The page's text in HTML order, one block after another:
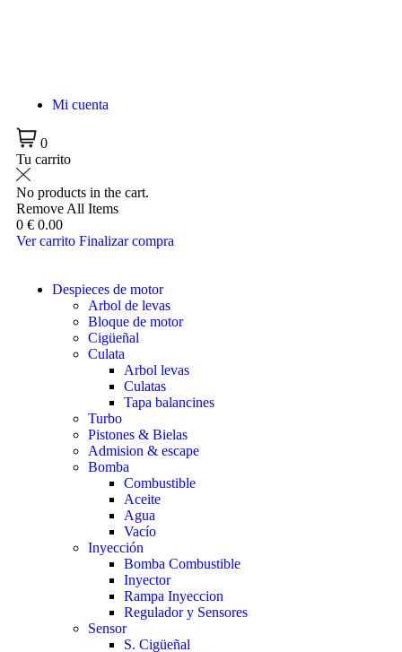
Mi cuenta
0
Tu carrito
No products in the cart.
Remove All Items
0 € 0.00
Ver carrito Finalizar compra
Despieces de motor
Arbol de levas
Bloque de motor
Cigüeñal
Culata
Arbol levas
Culatas
Tapa balancines
Turbo
Pistones & Bielas
Admision & escape
Bomba
Combustible
Aceite
Agua
Vacío
Inyección
Bomba Combustible
Inyector
Rampa Inyeccion
Regulador y Sensores
Sensor
S. Cigüeñal